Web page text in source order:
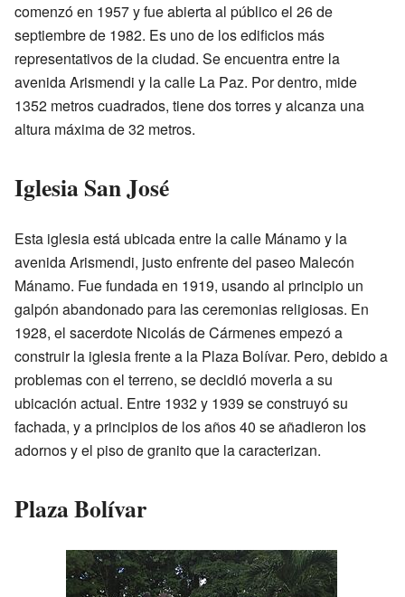
comenzó en 1957 y fue abierta al público el 26 de
septiembre de 1982. Es uno de los edificios más
representativos de la ciudad. Se encuentra entre la
avenida Arismendi y la calle La Paz. Por dentro, mide
1352 metros cuadrados, tiene dos torres y alcanza una
altura máxima de 32 metros.
Iglesia San José
Esta iglesia está ubicada entre la calle Mánamo y la
avenida Arismendi, justo enfrente del paseo Malecón
Mánamo. Fue fundada en 1919, usando al principio un
galpón abandonado para las ceremonias religiosas. En
1928, el sacerdote Nicolás de Cármenes empezó a
construir la iglesia frente a la Plaza Bolívar. Pero, debido a
problemas con el terreno, se decidió moverla a su
ubicación actual. Entre 1932 y 1939 se construyó su
fachada, y a principios de los años 40 se añadieron los
adornos y el piso de granito que la caracterizan.
Plaza Bolívar